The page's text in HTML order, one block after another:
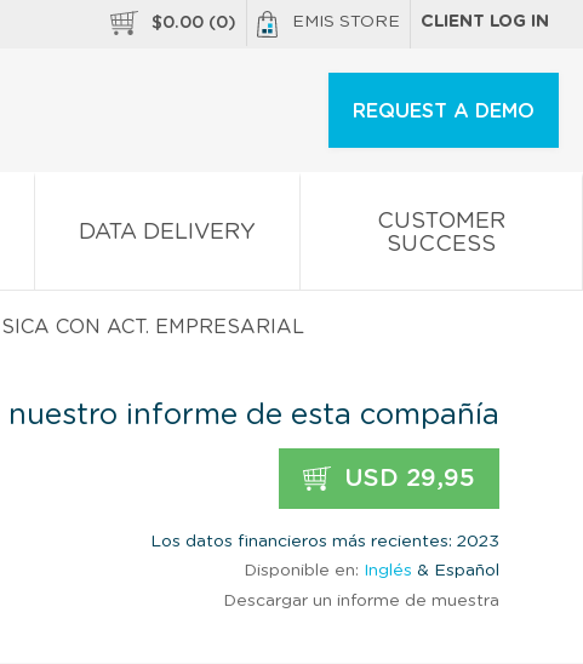
$0.00 (0) EMIS STORE CLIENT LOG IN
REQUEST A DEMO
DATA DELIVERY
CUSTOMER
SUCCESS
CON ACT. EMPRESARIAL
nuestro informe de esta compañía
USD 29,95
Los datos financieros más recientes: 2023
Disponible en: Inglés & Español
Descargar un informe de muestra